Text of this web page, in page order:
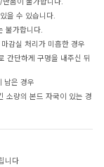
품이 불가합니다.
을 수 있습니다.
불가합니다.
감실 처리가 미흡한 경우
간단하게 구멍을 내주신 뒤
남은 경우
소량의 본드 자국이 있는 경
니다